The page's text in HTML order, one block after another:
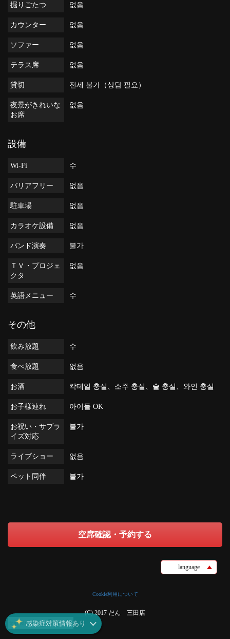
感染症対策情報あり
掘りごたつ 없음
カウンター 없음
ソファー 없음
テラス席 없음
貸切 전세 불가（상담 필요）
夜景がきれいな
お席
없음
設備
Wi-Fi 수
バリアフリー 없음
駐車場 없음
カラオケ設備 없음
バンド演奏 불가
ＴＶ・プロジェ
クタ
없음
英語メニュー 수
その他
飲み放題 수
食べ放題 없음
お酒 칵테일 충실、소주 충실、술 충실、와인 충실
お子様連れ 아이들 OK
お祝い・サプラ
イズ対応
불가
ライブショー 없음
ペット同伴 불가
空席確認・予約する
language
Cookie利用について
(C) 2017 だん 三田店